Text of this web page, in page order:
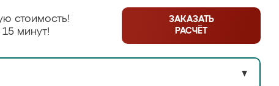
стоимость!
минут!
ЗАКАЗАТЬ
РАСЧЁТ
▼